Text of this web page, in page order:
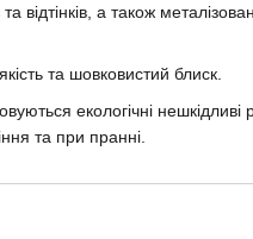
відтінків, а також
та шовковистий блиск.
екологічні
та при пранні.